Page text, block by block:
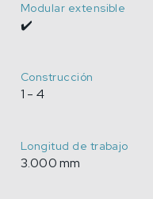
Modular extensible
✔️
Construcción
1 - 4
Longitud de trabajo
3.000 mm